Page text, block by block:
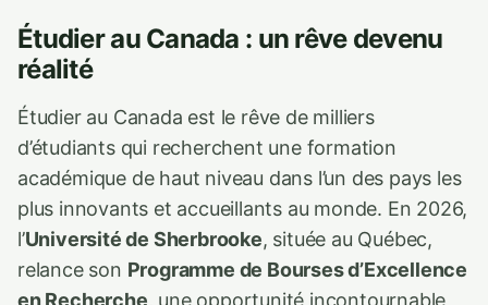
Étudier au Canada : un rêve devenu
réalité
Étudier au Canada est le rêve de milliers
d’étudiants qui recherchent une formation
académique de haut niveau dans l’un des pays les
plus innovants et accueillants au monde. En 2026,
l’Université de Sherbrooke, située au Québec,
relance son Programme de Bourses d’Excellence
en Recherche, une opportunité incontournable